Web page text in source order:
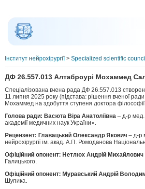
Інститут нейрохірургії> Specialized scientific
ДФ 26.557.013 Алтаброурі Мохаммед
Спеціалізована вчена рада ДФ 26.557.013
11 липня 2025 року (підстава: рішення вченої
Мохаммед на здобуття ступеня доктора
Голова ради: Васюта Віра Анатоліївна – д-р мед.
академії медичних наук України».
Рецензент: Главацький Олександр Якович – д-р
нейрохірургії ім. акад. А.П. Ромоданова
Офіційний опонент: Нетлюх Андрій Михайлович
Галицького.
Офіційний опонент: Муравський Андрій
Шупика.